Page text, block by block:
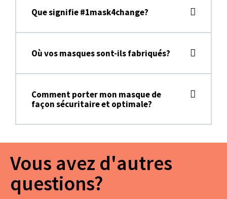
Que signifie #1mask4change?
Où vos masques sont-ils fabriqués?
Comment porter mon masque de
façon sécuritaire et optimale?
Vous avez d'autres
questions?